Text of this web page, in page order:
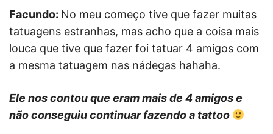
Facundo: No meu começo tive que fazer muitas
tatuagens estranhas, mas acho que a coisa mais
louca que tive que fazer foi tatuar 4 amigos com
a mesma tatuagem nas nádegas hahaha.
Ele nos contou que eram mais de 4 amigos e
não conseguiu continuar fazendo a tattoo